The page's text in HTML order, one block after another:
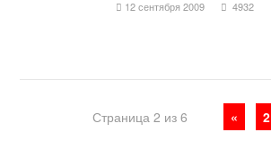
12 сентября 2009 4932
Страница 2 из 6 « 2